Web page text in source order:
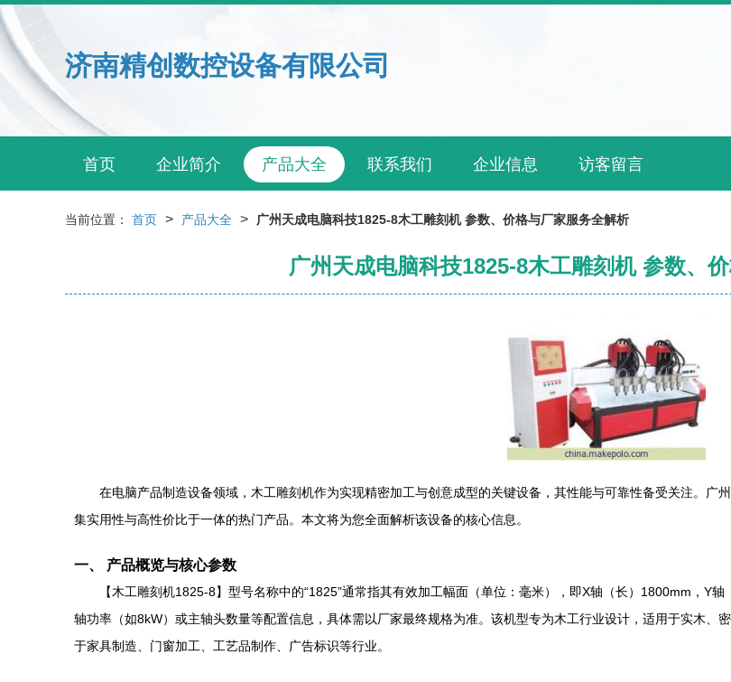
济南精创数控设备有限公司
首页 企业简介 产品大全 联系我们 企业信息 访客留言
当前位置： 首页 > 产品大全 > 广州天成电脑科技1825-8木工雕刻机 参数、价格与厂家服务全解析
广州天成电脑科技1825-8木工雕刻机 参数、
在电脑产品制造设备领域，木工雕刻机作为实现精密加工与创意成型的关键设备，其性能与可靠性备受关注。
集实用性与高性价比于一体的热门产品。本文将为您全面解析该设备的核心信息。
一、 产品概览与核心参数
【木工雕刻机1825-8】型号名称中的“1825”通常指其有效加工幅面（单位：毫米），即X轴（长）1800mm，Y
轴功率（如8kW）或主轴头数量等配置信息，具体需以厂家最终规格为准。该机型专为木工行业设计，适用于实木、
于家具制造、门窗加工、工艺品制作、广告标识等行业。